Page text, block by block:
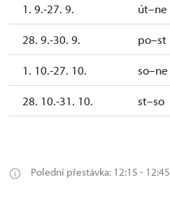
1. 9.-27. 9. út–ne
28. 9.-30. 9. po–st
1. 10.-27. 10. so–ne
28. 10.-31. 10. st–so
2. 11.-19.
Polední přestávka: 12:15 - 12:45